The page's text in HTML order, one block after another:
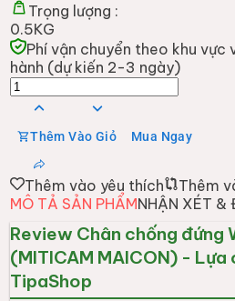
Trọng lượng :
0.5KG
Phí vận chuyển theo khu vực
hành (dự kiến 2-3 ngày)
Thêm Vào Giỏ Mua Ngay
Thêm vào yêu thích
Thêm
MÔ TẢ SẢN PHẨMNHẬN XÉT &
Review Chân chống đứng
(MITICAM MAICON) -
TipaShop